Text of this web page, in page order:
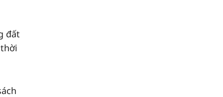
đất